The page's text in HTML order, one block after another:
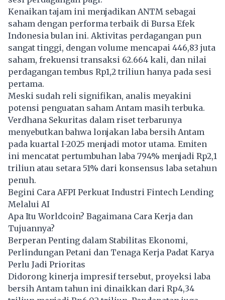
Kenaikan tajam ini menjadikan ANTM sebagai
saham dengan performa terbaik di Bursa Efek
Indonesia bulan ini. Aktivitas perdagangan pun
sangat tinggi, dengan volume mencapai 446,83 juta
saham, frekuensi transaksi 62.664 kali, dan nilai
perdagangan tembus Rp1,2 triliun hanya pada sesi
pertama.
Meski sudah reli signifikan, analis meyakini
potensi penguatan saham Antam masih terbuka.
Verdhana Sekuritas dalam riset terbarunya
menyebutkan bahwa lonjakan laba bersih Antam
pada kuartal I-2025 menjadi motor utama. Emiten
ini mencatat pertumbuhan laba 794% menjadi Rp2,1
triliun atau setara 51% dari konsensus laba setahun
penuh.
Begini Cara AFPI Perkuat Industri Fintech Lending
Melalui AI
Apa Itu Worldcoin? Bagaimana Cara Kerja dan
Tujuannya?
Berperan Penting dalam Stabilitas Ekonomi,
Perlindungan Petani dan Tenaga Kerja Padat Karya
Perlu Jadi Prioritas
Didorong kinerja impresif tersebut, proyeksi laba
bersih Antam tahun ini dinaikkan dari Rp4,34